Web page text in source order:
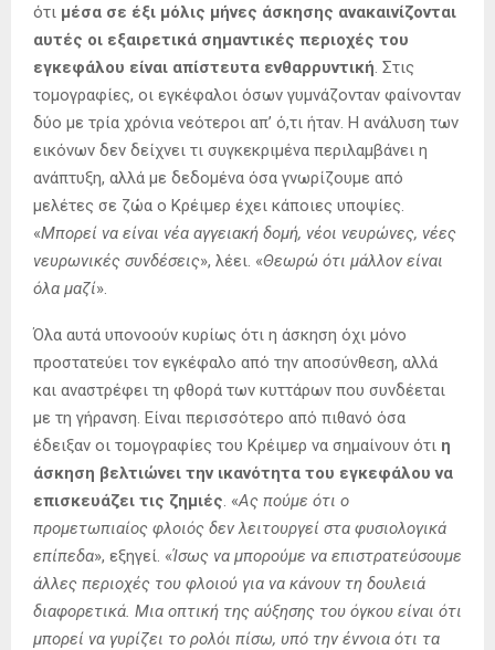
ότι μέσα σε έξι μόλις μήνες άσκησης ανακαινίζονται
αυτές οι εξαιρετικά σημαντικές περιοχές του
εγκεφάλου είναι απίστευτα ενθαρρυντική. Στις
τομογραφίες, οι εγκέφαλοι όσων γυμνάζονταν φαίνονταν
δύο με τρία χρόνια νεότεροι απ’ ό,τι ήταν. Η ανάλυση των
εικόνων δεν δείχνει τι συγκεκριμένα περιλαμβάνει η
ανάπτυξη, αλλά με δεδομένα όσα γνωρίζουμε από
μελέτες σε ζώα ο Κρέιμερ έχει κάποιες υποψίες.
«Μπορεί να είναι νέα αγγειακή δομή, νέοι νευρώνες, νέες
νευρωνικές συνδέσεις», λέει. «Θεωρώ ότι μάλλον είναι
όλα μαζί».
Όλα αυτά υπονοούν κυρίως ότι η άσκηση όχι μόνο
προστατεύει τον εγκέφαλο από την αποσύνθεση, αλλά
και αναστρέφει τη φθορά των κυττάρων που συνδέεται
με τη γήρανση. Είναι περισσότερο από πιθανό όσα
έδειξαν οι τομογραφίες του Κρέιμερ να σημαίνουν ότι η
άσκηση βελτιώνει την ικανότητα του εγκεφάλου να
επισκευάζει τις ζημιές. «Ας πούμε ότι ο
προμετωπιαίος φλοιός δεν λειτουργεί στα φυσιολογικά
επίπεδα», εξηγεί. «Ίσως να μπορούμε να επιστρατεύσουμε
άλλες περιοχές του φλοιού για να κάνουν τη δουλειά
διαφορετικά. Μια οπτική της αύξησης του όγκου είναι ότι
μπορεί να γυρίζει το ρολόι πίσω, υπό την έννοια ότι τα